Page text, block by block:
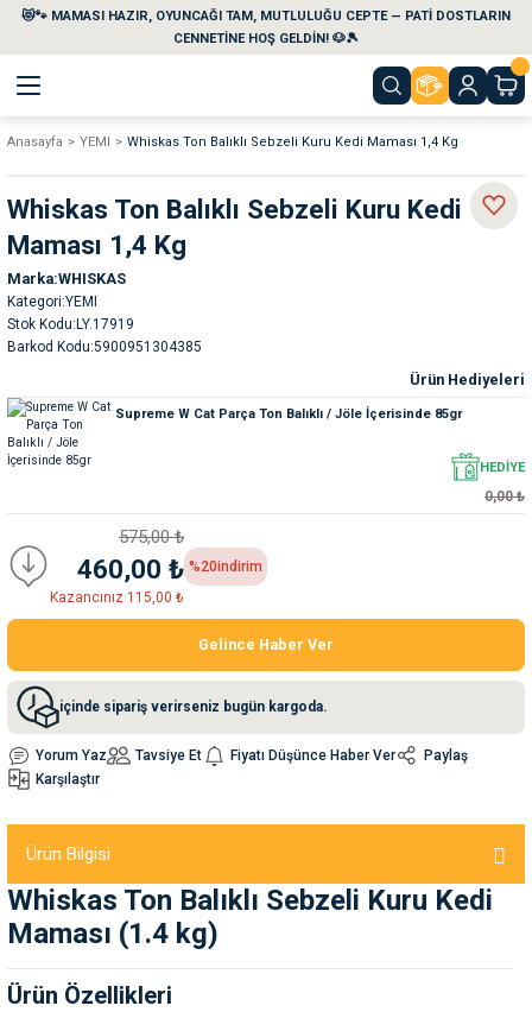
😻🐾 MAMASI HAZIR, OYUNCAĞI TAM, MUTLULUĞU CEPTE — PATİ DOSTLARIN
CENNETİNE HOŞ GELDİN! 🐶🎾
Geri Dön
Geri Dön
Temizlik Ürünleri
Su Kabları
Geri Dön
Geri Dön
Geri Dön
Geri Dön
Anasayfa YEMI Whiskas Ton Balıklı Sebzeli Kuru Kedi Maması 1,4 Kg
Whiskas Ton Balıklı Sebzeli Kuru Kedi
Maması 1,4 Kg
Marka WHISKAS
Kategori YEMI
Stok Kodu LY.17919
Barkod Kodu 5900951304385
Ürün Hediyeleri
Supreme W Cat Parça Ton Balıklı / Jöle İçerisinde 85gr
HEDİYE
0,00 ₺
575,00 ₺
460,00 ₺
Kazancınız 115,00 ₺
%20indirim
Gelince Haber Ver
içinde sipariş verirseniz bugün kargoda.
Yorum Yaz Tavsiye Et Fiyatı Düşünce Haber Ver
Paylaş
Karşılaştır
Ürün Bilgisi
Whiskas Ton Balıklı Sebzeli Kuru Kedi
Maması (1.4 kg)
Ürün Özellikleri